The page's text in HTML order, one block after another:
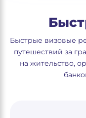
Быстрые визовые
путешествий за
на жительство,